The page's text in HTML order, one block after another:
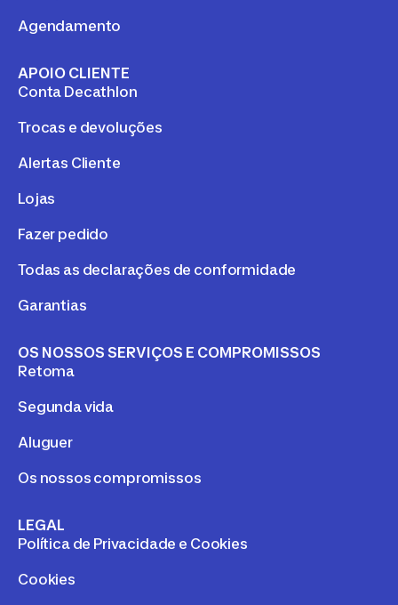
Agendamento
APOIO CLIENTE
Conta Decathlon
Trocas e devoluções
Alertas Cliente
Lojas
Fazer pedido
Todas as declarações de conformidade
Garantias
OS NOSSOS SERVIÇOS E COMPROMISSOS
Retoma
Segunda vida
Aluguer
Os nossos compromissos
LEGAL
Política de Privacidade e Cookies
Cookies